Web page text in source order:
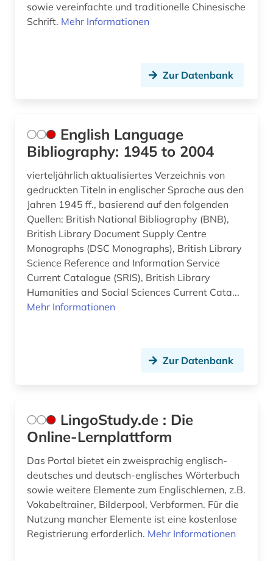
korpus &lt;linguistik&gt; (1)
kulturtheorie (1)
kymrisch (3)
lebensmittel (1)
lehrbuch (1)
lexikon (2)
lieferbares buch (1)
literatur (22)
literaturen und kulturen (2)
literaturtheorie (1)
logistik (2)
lushai-sprache (1)
lusitanistik (2)
lyrik (8)
lyriker (2)
sowie vereinfachte und traditionelle Chinesische
Schrift. Mehr Informationen
Zur Datenbank
English Language
Bibliography: 1945 to 2004
vierteljährlich aktualisiertes Verzeichnis von
gedruckten Titeln in englischer Sprache aus den
Jahren 1945 ff., basierend auf den folgenden
Quellen: British National Bibliography (BNB),
British Library Document Supply Centre
Monographs (DSC Monographs), British Library
Science Reference and Information Service
Current Catalogue (SRIS), British Library
Humanities and Social Sciences Current Cata...
Mehr Informationen
Zur Datenbank
LingoStudy.de : Die
Online-Lernplattform
Das Portal bietet ein zweisprachig englisch-
deutsches und deutsch-englisches Wörterbuch
sowie weitere Elemente zum Englischlernen, z.B.
Vokabeltrainer, Bilderpool, Verbformen. Für die
Nutzung mancher Elemente ist eine kostenlose
Registrierung erforderlich. Mehr Informationen